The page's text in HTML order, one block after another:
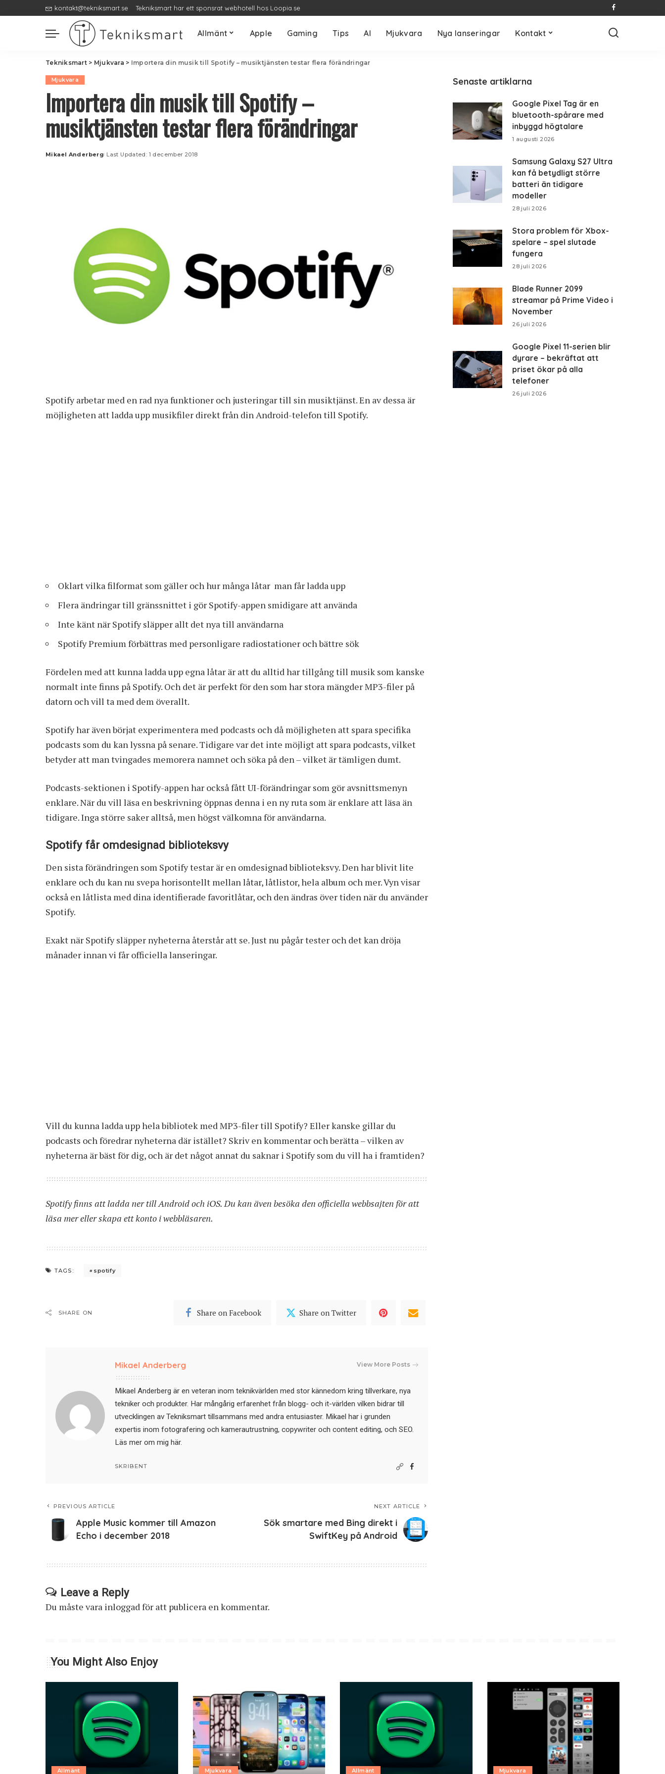
kontakt@tekniksmart.se Tekniksmart har ett sponsrat webhotell hos Loopia.se
Allmänt Apple Gaming Tips AI Mjukvara Nya lanseringar Kontakt
Tekniksmart> Mjukvara > Importera din musik till Spotify – musiktjänsten testar flera förändringar
Mjukvara
Importera din musik till Spotify –
musiktjänsten testar flera förändringar
Posted
Mikael Anderberg Last Updated: 1 december 2018
Spotify arbetar med en rad nya funktioner och justeringar till sin musiktjänst. En av dessa är
möjligheten att ladda upp musikfiler direkt från din Android-telefon till Spotify.
Oklart vilka filformat som gäller och hur många låtar man får ladda upp
Flera ändringar till gränssnittet i gör Spotify-appen smidigare att använda
Inte känt när Spotify släpper allt det nya till användarna
Spotify Premium förbättras med personligare radiostationer och bättre sök
Fördelen med att kunna ladda upp egna låtar är att du alltid har tillgång till musik som kanske
normalt inte finns på Spotify. Och det är perfekt för den som har stora mängder MP3-filer på
datorn och vill ta med dem överallt.
Spotify har även börjat experimentera med podcasts och då möjligheten att spara specifika
podcasts som du kan lyssna på senare. Tidigare var det inte möjligt att spara podcasts, vilket
betyder att man tvingades memorera namnet och söka på den – vilket är tämligen dumt.
Podcasts-sektionen i Spotify-appen har också fått UI-förändringar som gör avsnittsmenyn
enklare. När du vill läsa en beskrivning öppnas denna i en ny ruta som är enklare att läsa än
tidigare. Inga större saker alltså, men högst välkomna för användarna.
Spotify får omdesignad biblioteksvy
Den sista förändringen som Spotifytestar är en omdesignad biblioteksvy. Den har blivit lite
enklare och du kan nu svepa horisontellt mellan låtar, låtlistor, hela album och mer. Vyn visar
också en låtlista med dina identifierade favoritlåtar, och den ändras över tiden när du använder
Spotify.
Exakt när Spotify släpper nyheterna återstår att se. Just nu pågår tester och det kan dröja
månader innan vi får officiella lanseringar.
Vill du kunna ladda upp hela bibliotek med MP3-filer till Spotify? Eller kanske gillar du
podcasts och föredrar nyheterna där istället? Skriv en kommentar och berätta – vilken av
nyheterna är bäst för dig, och är det något annat du saknar i Spotify som du vill ha i framtiden?
Spotify finns att ladda ner tillAndroidoch iOS. Du kan även besöka den officiella webbsajten för att
läsa mer eller skapa ett konto i webbläsaren.
TAGS: spotify
SHARE ON Share on Facebook Share on Twitter
Mikael Anderberg View More Posts
Mikael Anderberg är en veteran inom teknikvärlden med stor kännedom kring tillverkare, nya
tekniker och produkter. Har mångårig erfarenhet från blogg- och it-världen vilken bidrar till
utvecklingen av Tekniksmart tillsammans med andra entusiaster. Mikael har i grunden
expertis inom fotografering och kamerautrustning, copywriter och content editing, och SEO.
Läs mer om mig här.
SKRIBENT
PREVIOUS ARTICLE
Apple Music kommer till Amazon
Echo i december 2018
NEXT ARTICLE
Sök smartare med Bing direkt i
SwiftKey på Android
Leave a Reply
Du måste vara inloggadför att publicera en kommentar.
Senaste artiklarna
Google Pixel Tag är en
bluetooth-spårare med
inbyggd högtalare
1 augusti 2026
Samsung Galaxy S27 Ultra
kan få betydligt större
batteri än tidigare
modeller
28 juli 2026
Stora problem för Xbox-
spelare – spel slutade
fungera
28 juli 2026
Blade Runner 2099
streamar på Prime Video i
November
26 juli 2026
Google Pixel 11-serien blir
dyrare – bekräftat att
priset ökar på alla
telefoner
26 juli 2026
You Might Also Enjoy
Allmänt Mjukvara Allmänt Mjukvara